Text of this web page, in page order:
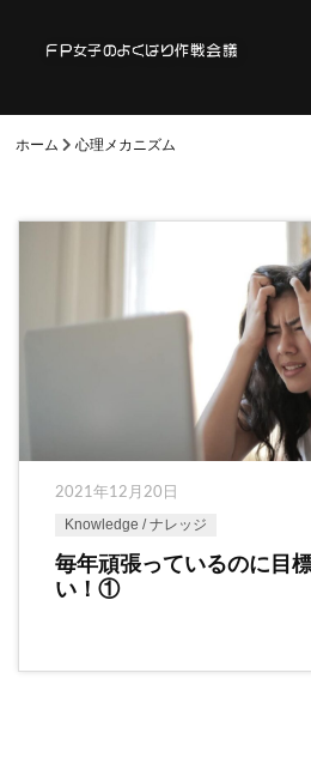
ホーム 心理メカニズム
2021年12月20日
Knowledge / ナレッジ
毎年頑張っているのに目
い！①